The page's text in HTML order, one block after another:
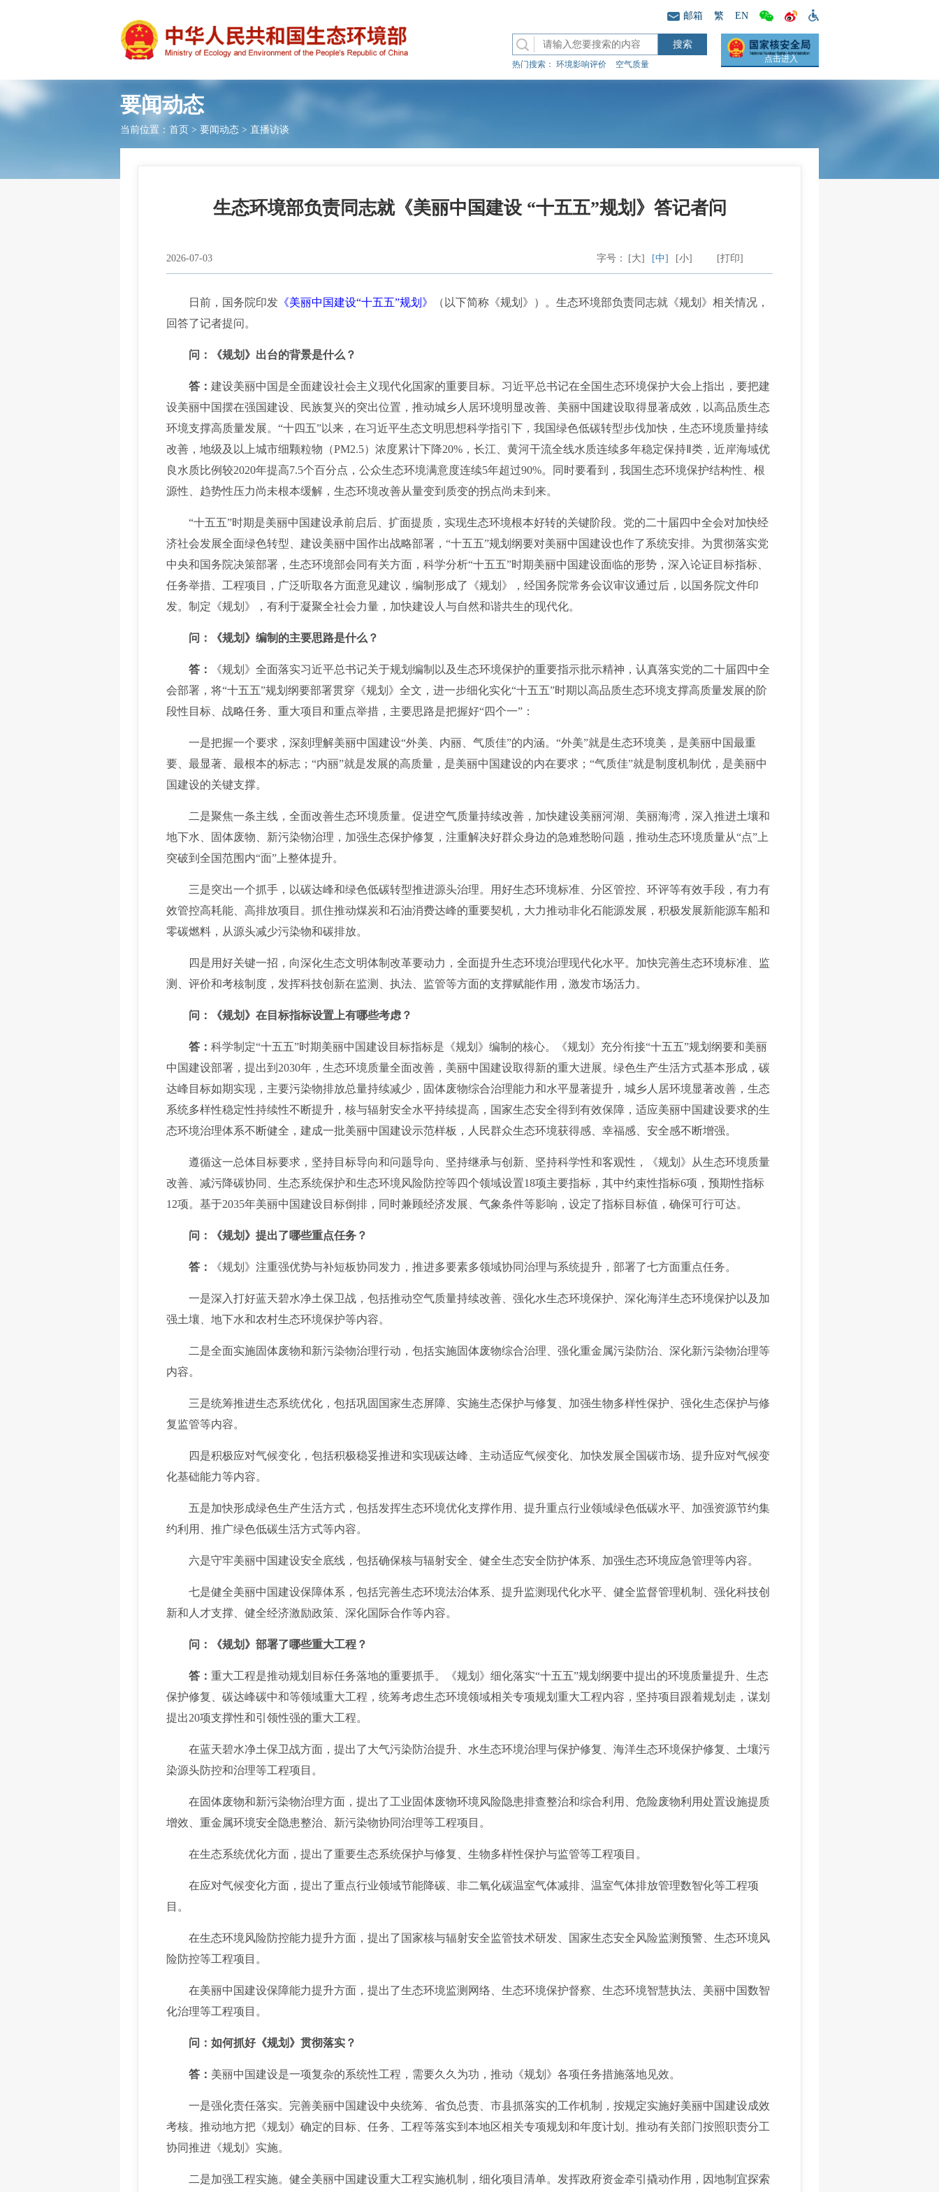
邮箱 繁 EN
热门搜索： 环境影响评价 空气质量
点击进入
要闻动态
当前位置： 首页 > 要闻动态 > 直播访谈
生态环境部负责同志就《美丽中国建设 “十五五”规划》答记者问
2026-07-03 [打印]
字号： [大] [中] [小]
日前，国务院印发 《美丽中国建设“十五五”规划》
（以下简称《规划》）。生态环境部负责同志就《规划》相关情况，
回答了记者提问。
问：《规划》出台的背景是什么？
答： 建设美丽中国是全面建设社会主义现代化国家的重要目标。习近平总书记在全国生态环境保护大会上指出，要把建
设美丽中国摆在强国建设、民族复兴的突出位置，推动城乡人居环境明显改善、美丽中国建设取得显著成效，以高品质生态
环境支撑高质量发展。“十四五”以来，在习近平生态文明思想科学指引下，我国绿色低碳转型步伐加快，生态环境质量持续
改善，地级及以上城市细颗粒物（PM2.5）浓度累计下降20%，长江、黄河干流全线水质连续多年稳定保持Ⅱ类，近岸海域优
良水质比例较2020年提高7.5个百分点，公众生态环境满意度连续5年超过90%。同时要看到，我国生态环境保护结构性、根
源性、趋势性压力尚未根本缓解，生态环境改善从量变到质变的拐点尚未到来。
“十五五”时期是美丽中国建设承前启后、扩面提质，实现生态环境根本好转的关键阶段。党的二十届四中全会对加快经
济社会发展全面绿色转型、建设美丽中国作出战略部署，“十五五”规划纲要对美丽中国建设也作了系统安排。为贯彻落实党
中央和国务院决策部署，生态环境部会同有关方面，科学分析“十五五”时期美丽中国建设面临的形势，深入论证目标指标、
任务举措、工程项目，广泛听取各方面意见建议，编制形成了《规划》，经国务院常务会议审议通过后，以国务院文件印
发。制定《规划》，有利于凝聚全社会力量，加快建设人与自然和谐共生的现代化。
问：《规划》编制的主要思路是什么？
答：
《规划》全面落实习近平总书记关于规划编制以及生态环境保护的重要指示批示精神，认真落实党的二十届四中全
会部署，将“十五五”规划纲要部署贯穿《规划》全文，进一步细化实化“十五五”时期以高品质生态环境支撑高质量发展的阶
段性目标、战略任务、重大项目和重点举措，主要思路是把握好“四个一”：
一是把握一个要求，深刻理解美丽中国建设“外美、内丽、气质佳”的内涵。“外美”就是生态环境美，是美丽中国最重
要、最显著、最根本的标志；“内丽”就是发展的高质量，是美丽中国建设的内在要求；“气质佳”就是制度机制优，是美丽中
国建设的关键支撑。
二是聚焦一条主线，全面改善生态环境质量。促进空气质量持续改善，加快建设美丽河湖、美丽海湾，深入推进土壤和
地下水、固体废物、新污染物治理，加强生态保护修复，注重解决好群众身边的急难愁盼问题，推动生态环境质量从“点”上
突破到全国范围内“面”上整体提升。
三是突出一个抓手，以碳达峰和绿色低碳转型推进源头治理。用好生态环境标准、分区管控、环评等有效手段，有力有
效管控高耗能、高排放项目。抓住推动煤炭和石油消费达峰的重要契机，大力推动非化石能源发展，积极发展新能源车船和
零碳燃料，从源头减少污染物和碳排放。
四是用好关键一招，向深化生态文明体制改革要动力，全面提升生态环境治理现代化水平。加快完善生态环境标准、监
测、评价和考核制度，发挥科技创新在监测、执法、监管等方面的支撑赋能作用，激发市场活力。
问：《规划》在目标指标设置上有哪些考虑？
答： 科学制定“十五五”时期美丽中国建设目标指标是《规划》编制的核心。《规划》充分衔接“十五五”规划纲要和美丽
中国建设部署，提出到2030年，生态环境质量全面改善，美丽中国建设取得新的重大进展。绿色生产生活方式基本形成，碳
达峰目标如期实现，主要污染物排放总量持续减少，固体废物综合治理能力和水平显著提升，城乡人居环境显著改善，生态
系统多样性稳定性持续性不断提升，核与辐射安全水平持续提高，国家生态安全得到有效保障，适应美丽中国建设要求的生
态环境治理体系不断健全，建成一批美丽中国建设示范样板，人民群众生态环境获得感、幸福感、安全感不断增强。
遵循这一总体目标要求，坚持目标导向和问题导向、坚持继承与创新、坚持科学性和客观性，《规划》从生态环境质量
改善、减污降碳协同、生态系统保护和生态环境风险防控等四个领域设置18项主要指标，其中约束性指标6项，预期性指标
12项。基于2035年美丽中国建设目标倒排，同时兼顾经济发展、气象条件等影响，设定了指标目标值，确保可行可达。
问：《规划》提出了哪些重点任务？
答： 《规划》注重强优势与补短板协同发力，推进多要素多领域协同治理与系统提升，部署了七方面重点任务。
一是深入打好蓝天碧水净土保卫战，包括推动空气质量持续改善、强化水生态环境保护、深化海洋生态环境保护以及加
强土壤、地下水和农村生态环境保护等内容。
二是全面实施固体废物和新污染物治理行动，包括实施固体废物综合治理、强化重金属污染防治、深化新污染物治理等
内容。
三是统筹推进生态系统优化，包括巩固国家生态屏障、实施生态保护与修复、加强生物多样性保护、强化生态保护与修
复监管等内容。
四是积极应对气候变化，包括积极稳妥推进和实现碳达峰、主动适应气候变化、加快发展全国碳市场、提升应对气候变
化基础能力等内容。
五是加快形成绿色生产生活方式，包括发挥生态环境优化支撑作用、提升重点行业领域绿色低碳水平、加强资源节约集
约利用、推广绿色低碳生活方式等内容。
六是守牢美丽中国建设安全底线，包括确保核与辐射安全、健全生态安全防护体系、加强生态环境应急管理等内容。
七是健全美丽中国建设保障体系，包括完善生态环境法治体系、提升监测现代化水平、健全监督管理机制、强化科技创
新和人才支撑、健全经济激励政策、深化国际合作等内容。
问：《规划》部署了哪些重大工程？
答： 重大工程是推动规划目标任务落地的重要抓手。《规划》细化落实“十五五”规划纲要中提出的环境质量提升、生态
保护修复、碳达峰碳中和等领域重大工程，统筹考虑生态环境领域相关专项规划重大工程内容，坚持项目跟着规划走，谋划
提出20项支撑性和引领性强的重大工程。
在蓝天碧水净土保卫战方面，提出了大气污染防治提升、水生态环境治理与保护修复、海洋生态环境保护修复、土壤污
染源头防控和治理等工程项目。
在固体废物和新污染物治理方面，提出了工业固体废物环境风险隐患排查整治和综合利用、危险废物利用处置设施提质
增效、重金属环境安全隐患整治、新污染物协同治理等工程项目。
在生态系统优化方面，提出了重要生态系统保护与修复、生物多样性保护与监管等工程项目。
在应对气候变化方面，提出了重点行业领域节能降碳、非二氧化碳温室气体减排、温室气体排放管理数智化等工程项
目。
在生态环境风险防控能力提升方面，提出了国家核与辐射安全监管技术研发、国家生态安全风险监测预警、生态环境风
险防控等工程项目。
在美丽中国建设保障能力提升方面，提出了生态环境监测网络、生态环境保护督察、生态环境智慧执法、美丽中国数智
化治理等工程项目。
问：如何抓好《规划》贯彻落实？
答： 美丽中国建设是一项复杂的系统性工程，需要久久为功，推动《规划》各项任务措施落地见效。
一是强化责任落实。完善美丽中国建设中央统筹、省负总责、市县抓落实的工作机制，按规定实施好美丽中国建设成效
考核。推动地方把《规划》确定的目标、任务、工程等落实到本地区相关专项规划和年度计划。推动有关部门按照职责分工
协同推进《规划》实施。
二是加强工程实施。健全美丽中国建设重大工程实施机制，细化项目清单。发挥政府资金牵引撬动作用，因地制宜探索